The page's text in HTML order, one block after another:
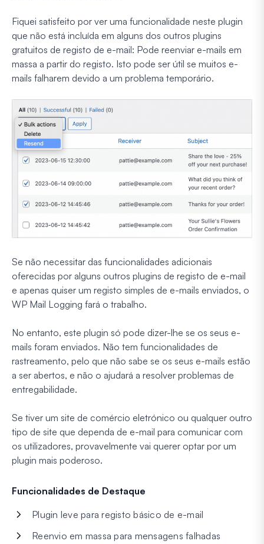
Fiquei satisfeito por ver uma funcionalidade neste plugin
que não está incluída em alguns dos outros plugins
gratuitos de registo de e-mail: Pode reenviar e-mails em
massa a partir do registo. Isto pode ser útil se muitos e-
mails falharem devido a um problema temporário.
Se não necessitar das funcionalidades adicionais
oferecidas por alguns outros plugins de registo de e-mail
e apenas quiser um registo simples de e-mails enviados, o
WP Mail Logging fará o trabalho.
No entanto, este plugin só pode dizer-lhe se os seus e-
mails foram enviados. Não tem funcionalidades de
rastreamento, pelo que não sabe se os seus e-mails estão
a ser abertos, e não o ajudará a resolver problemas de
entregabilidade.
Se tiver um site de comércio eletrónico ou qualquer outro
tipo de site que dependa de e-mail para comunicar com
os utilizadores, provavelmente vai querer optar por um
plugin mais poderoso.
Funcionalidades de Destaque
Plugin leve para registo básico de e-mail
Reenvio em massa para mensagens falhadas